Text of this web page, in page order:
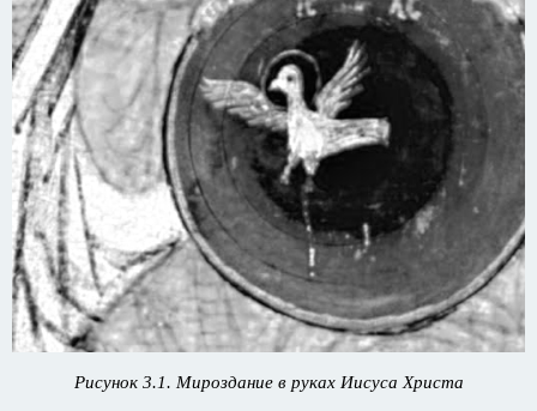
Рисунок 3.1. Мироздание в руках Иисуса Христа